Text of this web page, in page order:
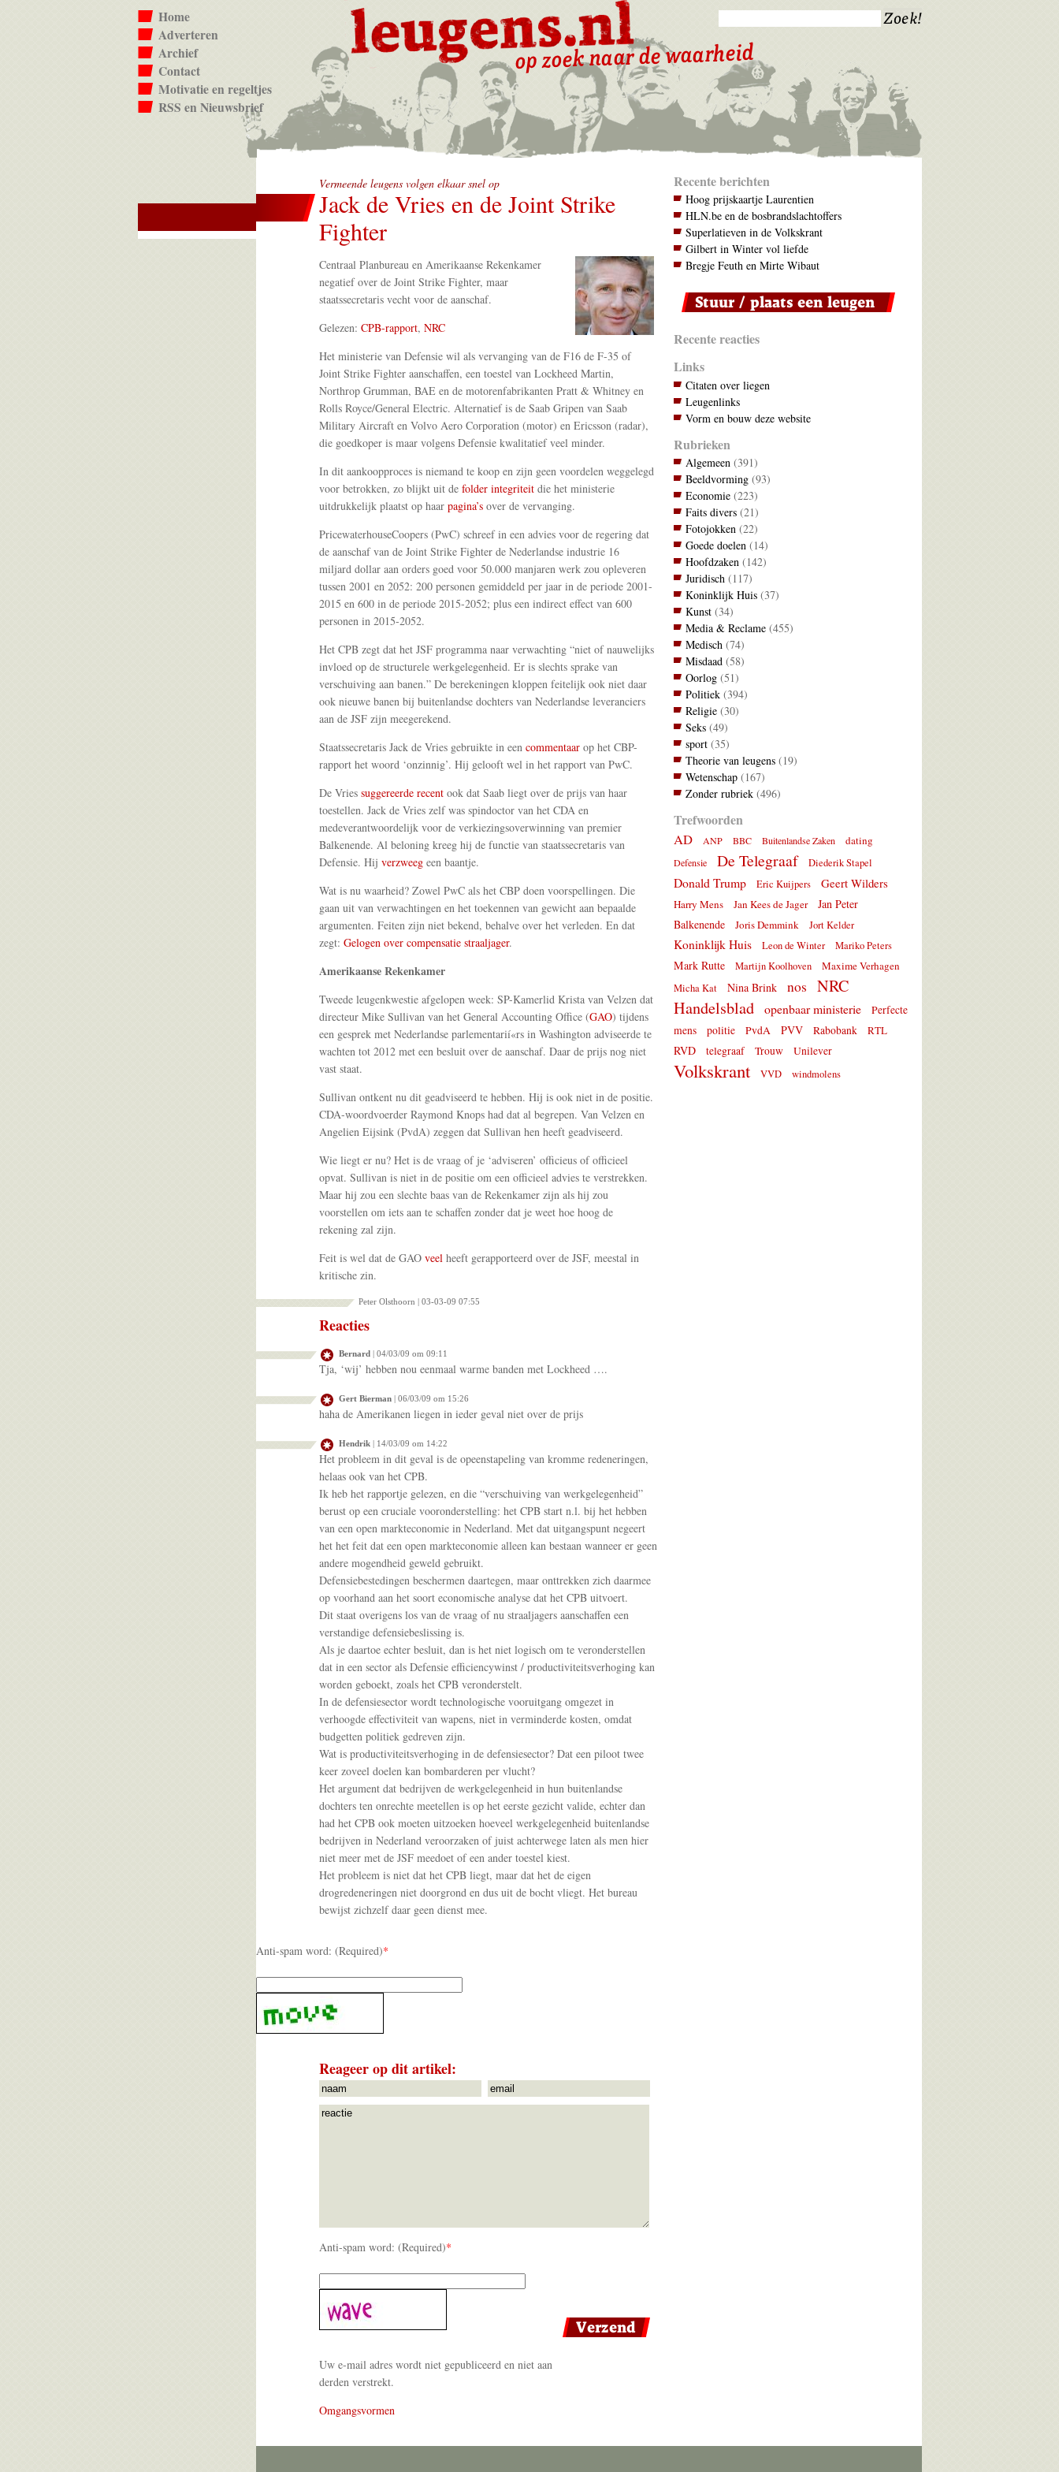
Home
Adverteren
Archief
Contact
Motivatie en regeltjes
RSS en Nieuwsbrief
Vermeende leugens volgen elkaar snel op
Jack de Vries en de Joint Strike
Fighter
Centraal Planbureau en Amerikaanse Rekenkamer
negatief over de Joint Strike Fighter, maar
staatssecretaris vecht voor de aanschaf.
Gelezen: CPB-rapport, NRC
Het ministerie van Defensie wil als vervanging van de F16 de F-35 of
Joint Strike Fighter aanschaffen, een toestel van Lockheed Martin,
Northrop Grumman, BAE en de motorenfabrikanten Pratt & Whitney en
Rolls Royce/General Electric. Alternatief is de Saab Gripen van Saab
Military Aircraft en Volvo Aero Corporation (motor) en Ericsson (radar),
die goedkoper is maar volgens Defensie kwalitatief veel minder.
In dit aankoopproces is niemand te koop en zijn geen voordelen weggelegd
voor betrokken, zo blijkt uit de folder integriteitdie het ministerie
uitdrukkelijk plaatst op haar pagina’sover de vervanging.
PricewaterhouseCoopers (PwC) schreef in een advies voor de regering dat
de aanschaf van de Joint Strike Fighter de Nederlandse industrie 16
miljard dollar aan orders goed voor 50.000 manjaren werk zou opleveren
tussen 2001 en 2052: 200 personen gemiddeld per jaar in de periode 2001-
2015 en 600 in de periode 2015-2052; plus een indirect effect van 600
personen in 2015-2052.
Het CPB zegt dat het JSF programma naar verwachting “niet of nauwelijks
invloed op de structurele werkgelegenheid. Er is slechts sprake van
verschuiving aan banen.” De berekeningen kloppen feitelijk ook niet daar
ook nieuwe banen bij buitenlandse dochters van Nederlandse leveranciers
aan de JSF zijn meegerekend.
Staatssecretaris Jack de Vries gebruikte in een commentaarop het CBP-
rapport het woord ‘onzinnig’. Hij gelooft wel in het rapport van PwC.
De Vries suggereerde recentook dat Saab liegt over de prijs van haar
toestellen. Jack de Vries zelf was spindoctor van het CDA en
medeverantwoordelijk voor de verkiezingsoverwinning van premier
Balkenende. Al beloning kreeg hij de functie van staatssecretaris van
Defensie. Hij verzweegeen baantje.
Wat is nu waarheid? Zowel PwC als het CBP doen voorspellingen. Die
gaan uit van verwachtingen en het toekennen van gewicht aan bepaalde
argumenten. Feiten zijn niet bekend, behalve over het verleden. En dat
zegt: Gelogen over compensatie straaljager.
Amerikaanse Rekenkamer
Tweede leugenkwestie afgelopen week: SP-Kamerlid Krista van Velzen dat
directeur Mike Sullivan van het General Accounting Office (GAO) tijdens
een gesprek met Nederlandse parlementarií«rs in Washington adviseerde te
wachten tot 2012 met een besluit over de aanschaf. Daar de prijs nog niet
vast staat.
Sullivan ontkent nu dit geadviseerd te hebben. Hij is ook niet in de positie.
CDA-woordvoerder Raymond Knops had dat al begrepen. Van Velzen en
Angelien Eijsink (PvdA) zeggen dat Sullivan hen heeft geadviseerd.
Wie liegt er nu? Het is de vraag of je ‘adviseren’ officieus of officieel
opvat. Sullivan is niet in de positie om een officieel advies te verstrekken.
Maar hij zou een slechte baas van de Rekenkamer zijn als hij zou
voorstellen om iets aan te schaffen zonder dat je weet hoe hoog de
rekening zal zijn.
Feit is wel dat de GAO veelheeft gerapporteerd over de JSF, meestal in
kritische zin.
Peter Olsthoorn | 03-03-09 07:55
Reacties
Bernard| 04/03/09 om 09:11
Tja, ‘wij’ hebben nou eenmaal warme banden met Lockheed ….
Gert Bierman| 06/03/09 om 15:26
haha de Amerikanen liegen in ieder geval niet over de prijs
Hendrik| 14/03/09 om 14:22
Het probleem in dit geval is de opeenstapeling van kromme redeneringen,
helaas ook van het CPB.
Ik heb het rapportje gelezen, en die “verschuiving van werkgelegenheid”
berust op een cruciale vooronderstelling: het CPB start n.l. bij het hebben
van een open markteconomie in Nederland. Met dat uitgangspunt negeert
het het feit dat een open markteconomie alleen kan bestaan wanneer er geen
andere mogendheid geweld gebruikt.
Defensiebestedingen beschermen daartegen, maar onttrekken zich daarmee
op voorhand aan het soort economische analyse dat het CPB uitvoert.
Dit staat overigens los van de vraag of nu straaljagers aanschaffen een
verstandige defensiebeslissing is.
Als je daartoe echter besluit, dan is het niet logisch om te veronderstellen
dat in een sector als Defensie efficiencywinst / productiviteitsverhoging kan
worden geboekt, zoals het CPB veronderstelt.
In de defensiesector wordt technologische vooruitgang omgezet in
verhoogde effectiviteit van wapens, niet in verminderde kosten, omdat
budgetten politiek gedreven zijn.
Wat is productiviteitsverhoging in de defensiesector? Dat een piloot twee
keer zoveel doelen kan bombarderen per vlucht?
Het argument dat bedrijven de werkgelegenheid in hun buitenlandse
dochters ten onrechte meetellen is op het eerste gezicht valide, echter dan
had het CPB ook moeten uitzoeken hoeveel werkgelegenheid buitenlandse
bedrijven in Nederland veroorzaken of juist achterwege laten als men hier
niet meer met de JSF meedoet of een ander toestel kiest.
Het probleem is niet dat het CPB liegt, maar dat het de eigen
drogredeneringen niet doorgrond en dus uit de bocht vliegt. Het bureau
bewijst zichzelf daar geen dienst mee.
Anti-spam word: (Required)*
Reageer op dit artikel:
Anti-spam word: (Required)*
Uw e-mail adres wordt niet gepubliceerd en niet aan
derden verstrekt.
Omgangsvormen
Recente berichten
Hoog prijskaartje Laurentien
HLN.be en de bosbrandslachtoffers
Superlatieven in de Volkskrant
Gilbert in Winter vol liefde
Bregje Feuth en Mirte Wibaut
Recente reacties
Links
Citaten over liegen
Leugenlinks
Vorm en bouw deze website
Rubrieken
Algemeen(391)
Beeldvorming(93)
Economie(223)
Faits divers(21)
Fotojokken(22)
Goede doelen(14)
Hoofdzaken(142)
Juridisch(117)
Koninklijk Huis(37)
Kunst(34)
Media & Reclame(455)
Medisch(74)
Misdaad(58)
Oorlog(51)
Politiek(394)
Religie(30)
Seks(49)
sport(35)
Theorie van leugens(19)
Wetenschap(167)
Zonder rubriek(496)
Trefwoorden
AD
ANP BBC Buitenlandse Zaken dating
Defensie De Telegraaf Diederik Stapel
Donald Trump Eric Kuijpers Geert Wilders
Harry Mens Jan Kees de Jager
Jan Peter
Balkenende
Joris Demmink Jort Kelder
Koninklijk Huis Leon de Winter Mariko Peters
Mark Rutte Martijn Koolhoven Maxime Verhagen
Micha Kat Nina Brink nos
NRC
Handelsblad
openbaar ministerie
Perfecte
mens
politie PvdA PVV Rabobank RTL
RVD telegraaf Trouw Unilever
Volkskrant VVD windmolens